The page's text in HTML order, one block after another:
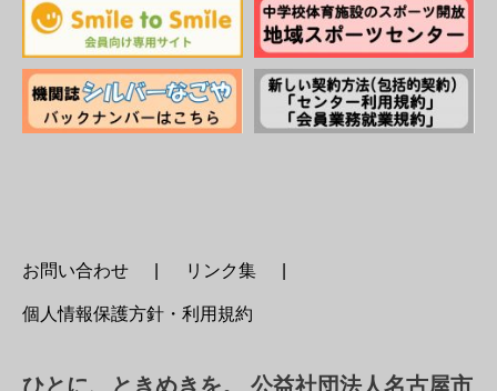
お問い合わせ リンク集
個人情報保護方針・利用規約
ひとに、ときめきを。 公益社団法人名古屋市